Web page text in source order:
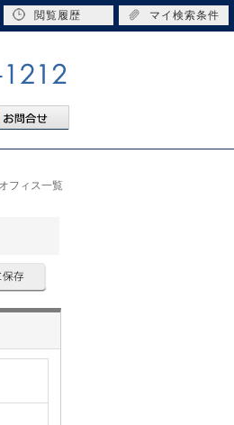
フィス一覧
閲覧履歴 マイ検索条件